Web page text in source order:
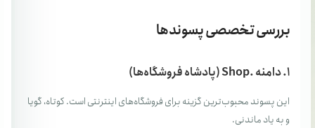
بررسی تخصصی پسوندها
۱. دامنه .Shop (پادشاه فروشگاه‌ها)
این پسوند محبوب‌ترین گزینه برای فروشگاه‌های اینترنتی است. کوتاه، گویا
و به یاد ماندنی.